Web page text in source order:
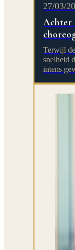
27/03/
Achter
Terwijl
snelheid
intens